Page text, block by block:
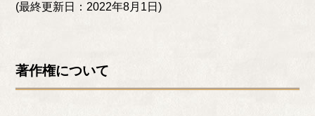
(最終更新日：2022年8月1日)
著作権について